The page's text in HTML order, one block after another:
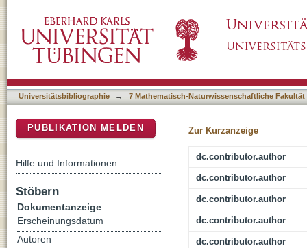
quality along the Ammer River,
Universitätsbibliographie → 7 Mathematisch-Naturwissenschaftliche Fakultät
Zur Kurzanzeige
dc.contributor.author
dc.contributor.author
dc.contributor.author
dc.contributor.author
dc.contributor.author
PUBLIKATION MELDEN
Hilfe und Informationen
Stöbern
Dokumentanzeige
Erscheinungsdatum
Autoren